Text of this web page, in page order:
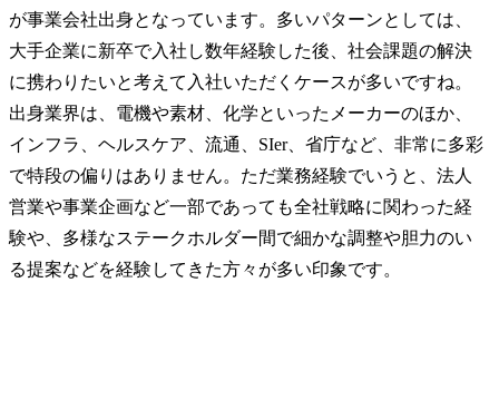
が事業会社出身となっています。多いパターンとしては、
大手企業に新卒で入社し数年経験した後、社会課題の解決
に携わりたいと考えて入社いただくケースが多いですね。
出身業界は、電機や素材、化学といったメーカーのほか、
インフラ、ヘルスケア、流通、SIer、省庁など、非常に多彩
で特段の偏りはありません。ただ業務経験でいうと、法人
営業や事業企画など一部であっても全社戦略に関わった経
験や、多様なステークホルダー間で細かな調整や胆力のい
る提案などを経験してきた方々が多い印象です。